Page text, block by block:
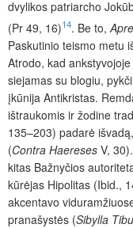
dvylikos patriarcho
(Pr 49, 16)14. Be to,
Paskutinio teismo metu
Atrodo, kad
siejamas su blogiu,
įkūnija Antikristas.
ištraukomis ir žodine
135–203) padarė
(Contra Haereses V,
kitas Bažnyčios
kūrėjas Hipolitas (Ibid.,
akcentavo
pranašystės (Sibylla